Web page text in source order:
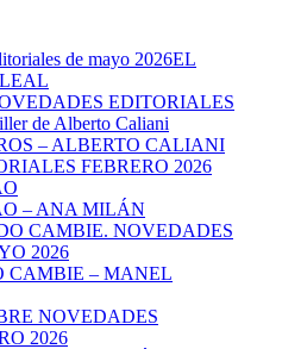
EL
– ALBERTO CALIANI
– ANA MILÁN
CAMBIE – MANEL